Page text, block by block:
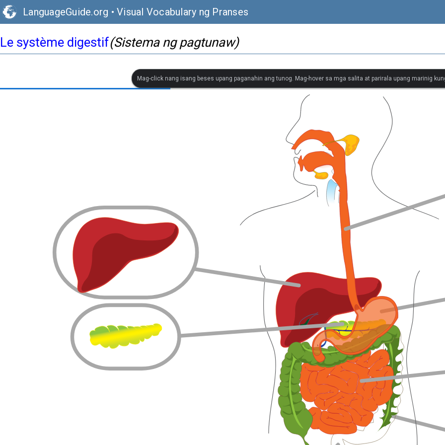
LanguageGuide.org • Visual Vocabulary ng Pranses
Le système digestif(Sistema ng pagtunaw)
Mag-click nang isang beses upang paganahin ang tunog. Mag-hover sa mga salita at parirala upang marinig